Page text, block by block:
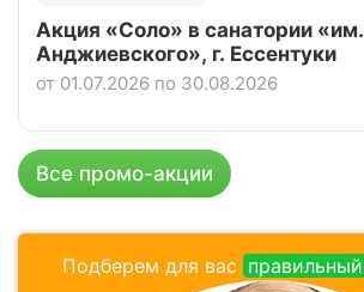
Цена в сутки от5 500руб.
Отзывы 5 отзывов
Акция «Соло» в санатории «им.
Анджиевского», г. Ессентуки
от 01.07.2026 по 30.08.2026
Все промо-акции
Подберем для вас правильный